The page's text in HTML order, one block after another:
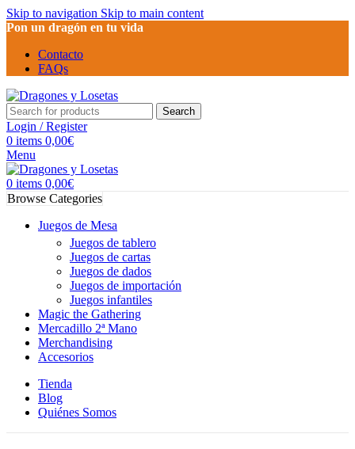
Skip to navigation Skip to main content
Pon un dragón en tu vida
Contacto
FAQs
Search
Login / Register
0 items 0,00€
Menu
0 items 0,00€
Browse Categories
Juegos de Mesa
Juegos de tablero
Juegos de cartas
Juegos de dados
Juegos de importación
Juegos infantiles
Magic the Gathering
Mercadillo 2ª Mano
Merchandising
Accesorios
Tienda
Blog
Quiénes Somos